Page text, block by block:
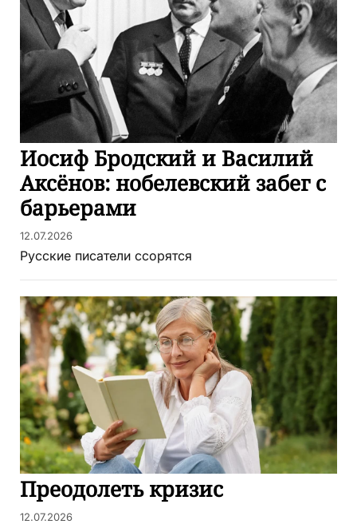
Иосиф Бродский и Василий
Аксёнов: нобелевский забег с
барьерами
12.07.2026
Русские писатели ссорятся
Преодолеть кризис
12.07.2026